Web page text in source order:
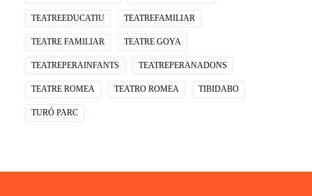
TEATREEDUCATIU TEATREFAMILIAR
TEATRE FAMILIAR TEATRE GOYA
TEATREPERAINFANTS TEATREPERANADONS
TEATRE ROMEA TEATRO ROMEA TIBIDABO
TURÓ PARC